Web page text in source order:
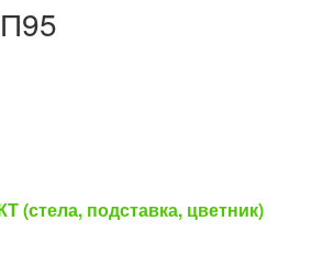
подставка, цветник)